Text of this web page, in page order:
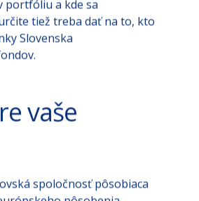
zatvorený fond), či
viac diverzifikované.
a kde sa
tiež treba dať na to, kto
vaše